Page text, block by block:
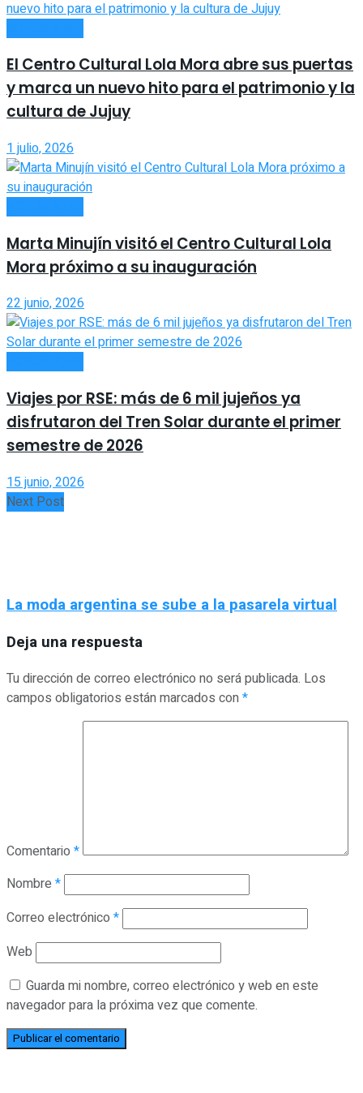
El Centro Cultural Lola Mora abre sus puertas
y marca un nuevo hito para el patrimonio y la
cultura de Jujuy
1 julio, 2026
Marta Minujín visitó el Centro Cultural Lola
Mora próximo a su inauguración
22 junio, 2026
Viajes por RSE: más de 6 mil jujeños ya
disfrutaron del Tren Solar durante el primer
semestre de 2026
15 junio, 2026
Next Post
La moda argentina se sube a la pasarela virtual
Deja una respuesta
Tu dirección de correo electrónico no será publicada. Los
campos obligatorios están marcados con*
Comentario *
Nombre *
Correo electrónico *
Web
Guarda mi nombre, correo electrónico y web en este
navegador para la próxima vez que comente.